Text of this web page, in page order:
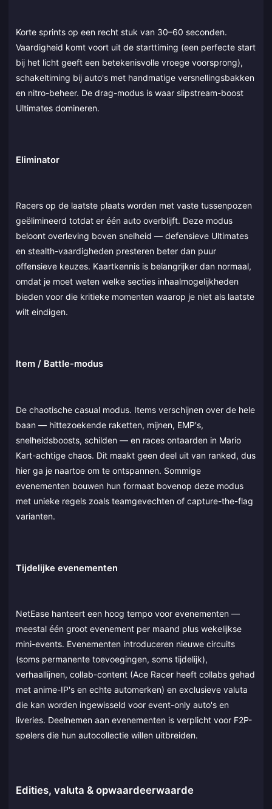
Korte sprints op een recht stuk van 30–60 seconden.
Vaardigheid komt voort uit de starttiming (een perfecte start
bij het licht geeft een betekenisvolle vroege voorsprong),
schakeltiming bij auto's met handmatige versnellingsbakken
en nitro-beheer. De drag-modus is waar slipstream-boost
Ultimates domineren.
Eliminator
Racers op de laatste plaats worden met vaste tussenpozen
geëlimineerd totdat er één auto overblijft. Deze modus
beloont overleving boven snelheid — defensieve Ultimates
en stealth-vaardigheden presteren beter dan puur
offensieve keuzes. Kaartkennis is belangrijker dan normaal,
omdat je moet weten welke secties inhaalmogelijkheden
bieden voor die kritieke momenten waarop je niet als laatste
wilt eindigen.
Item / Battle-modus
De chaotische casual modus. Items verschijnen over de hele
baan — hittezoekende raketten, mijnen, EMP's,
snelheidsboosts, schilden — en races ontaarden in Mario
Kart-achtige chaos. Dit maakt geen deel uit van ranked, dus
hier ga je naartoe om te ontspannen. Sommige
evenementen bouwen hun formaat bovenop deze modus
met unieke regels zoals teamgevechten of capture-the-flag
varianten.
Tijdelijke evenementen
NetEase hanteert een hoog tempo voor evenementen —
meestal één groot evenement per maand plus wekelijkse
mini-events. Evenementen introduceren nieuwe circuits
(soms permanente toevoegingen, soms tijdelijk),
verhaallijnen, collab-content (Ace Racer heeft collabs gehad
met anime-IP's en echte automerken) en exclusieve valuta
die kan worden ingewisseld voor event-only auto's en
liveries. Deelnemen aan evenementen is verplicht voor F2P-
spelers die hun autocollectie willen uitbreiden.
Edities, valuta & opwaardeerwaarde